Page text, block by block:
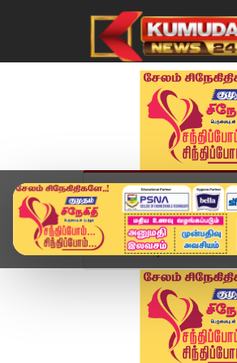
முகப்பு விளையாட்டு
Home வீடியோ ஸ்டோரி